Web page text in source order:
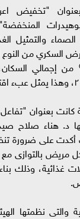
بعنوان
والتمثيل
السكري من النوع
نسبته ١٨،٤ % من
كانت بعنوان
د. هناء صلاح
على ضرورة
بالتوازى مع
غذائية، وذلك
والتى نظمتها